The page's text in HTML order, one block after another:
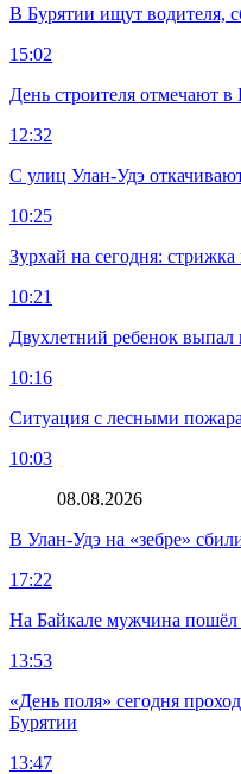
В Бурятии ищут водителя,
15:02
День строителя отмечают в
12:32
С улиц Улан-Удэ
10:25
Зурхай на сегодня:
10:21
Двухлетний ребенок выпал
10:16
Ситуация с лесными
10:03
08.08.2026
В Улан-Удэ на «зебре»
17:22
На Байкале мужчина пошёл
13:53
«День поля» сегодня
Бурятии
13:47